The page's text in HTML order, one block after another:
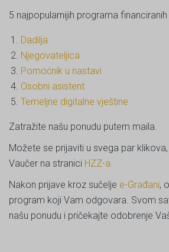
5 najpopularnijih programa
Dadilja
Njegovateljica
Pomoćnik u nastavi
Osobni asistent
Temeljne digitalne vještine
Zatražite našu ponudu putem maila.
Možete se prijaviti u svega par
Vaučer na stranici HZZ-a.
Nakon prijave kroz sučelje e-Građani,
program koji Vam odgovara. Svom
našu ponudu i pričekajte odobrenje